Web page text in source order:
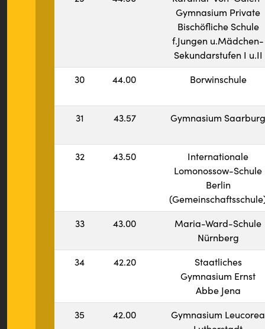
Gymnasium Private
Bischöfliche Schule
f.Jungen u.Mädchen-
Sekundarstufen I u.II
30
44.00 Borwinschule
31 43.57 Gymnasium Saarburg
32 43.50
Internationale
Lomonossow-Schule
Berlin
33
43.00
Maria-Ward-Schule
Nürnberg
34
42.20
Staatliches
Gymnasium Ernst
Abbe Jena
35
42.00
Gymnasium Leucorea